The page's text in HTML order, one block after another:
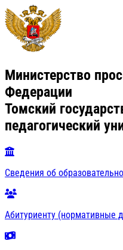
Министерство
Федерации
Томский
педагогический
Сведения об
Абитуриенту (нормативные